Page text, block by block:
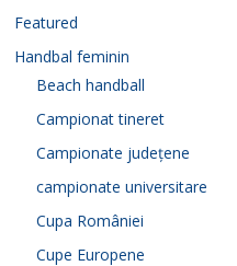
Featured
Handbal feminin
Beach handball
Campionat tineret
Campionate județene
campionate universitare
Cupa României
Cupe Europene